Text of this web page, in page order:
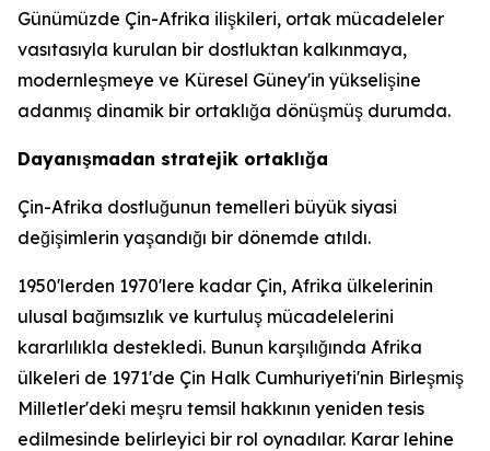
Günümüzde Çin-Afrika ilişkileri, ortak mücadeleler
vasıtasıyla kurulan bir dostluktan kalkınmaya,
modernleşmeye ve Küresel Güney'in yükselişine
adanmış dinamik bir ortaklığa dönüşmüş durumda.
Dayanışmadan stratejik ortaklığa
Çin-Afrika dostluğunun temelleri büyük siyasi
değişimlerin yaşandığı bir dönemde atıldı.
1950'lerden 1970'lere kadar Çin, Afrika ülkelerinin
ulusal bağımsızlık ve kurtuluş mücadelelerini
kararlılıkla destekledi. Bunun karşılığında Afrika
ülkeleri de 1971'de Çin Halk Cumhuriyeti'nin Birleşmiş
Milletler'deki meşru temsil hakkının yeniden tesis
edilmesinde belirleyici bir rol oynadılar. Karar lehine